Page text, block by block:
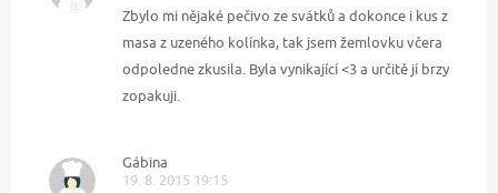
Zbylo mi nějaké pečivo ze svátků a dokonce i kus z
masa z uzeného kolínka, tak jsem žemlovku včera
odpoledne zkusila. Byla vynikající <3 a určitě jí brzy
zopakuji.
Gábina
19. 8. 2015 19:15